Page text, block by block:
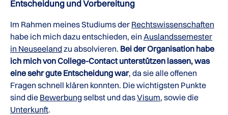
Entscheidung und Vorbereitung
Im Rahmen meines Studiums der Rechtswissenschaften
habe ich mich dazu entschieden, ein Auslandssemester
in Neuseeland zu absolvieren. Bei der Organisation habe
ich mich von College-Contact unterstützen lassen, was
eine sehr gute Entscheidung war, da sie alle offenen
Fragen schnell klären konnten. Die wichtigsten Punkte
sind die Bewerbung selbst und dasVisum, sowie die
Unterkunft.